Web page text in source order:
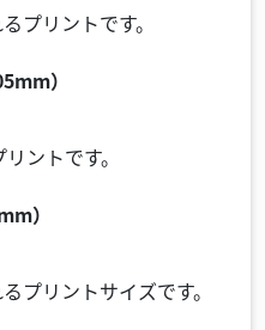
プリントです。
）
ントです。
）
プリントサイズです。